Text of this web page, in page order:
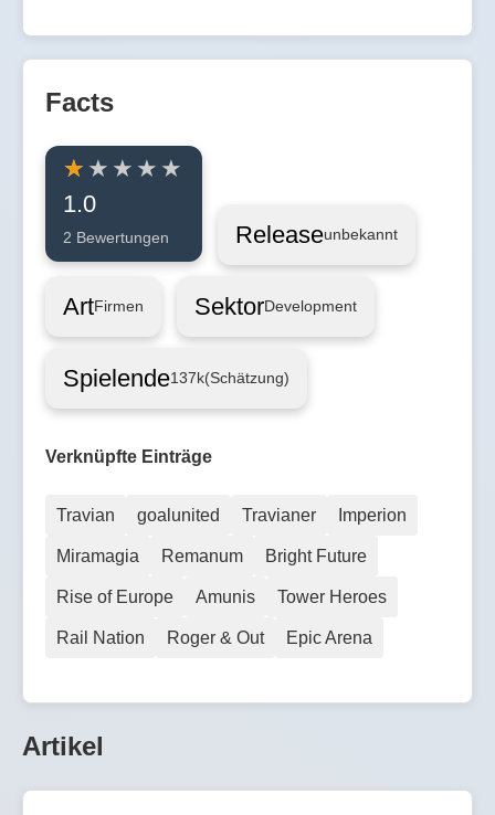
Facts
1.0
2 Bewertungen Releaseunbekannt
ArtFirmen SektorDevelopment
Spielende137k(Schätzung)
Verknüpfte Einträge
Travian goalunited Travianer Imperion
Miramagia Remanum Bright Future
Rise of Europe Amunis Tower Heroes
Rail Nation Roger & Out Epic Arena
Artikel